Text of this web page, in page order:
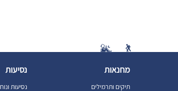
מחנאות
תיקים ותרמילים
נסיעות
נסיעות